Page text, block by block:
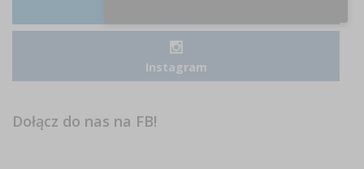
Instagram
Dołącz do nas na FB!